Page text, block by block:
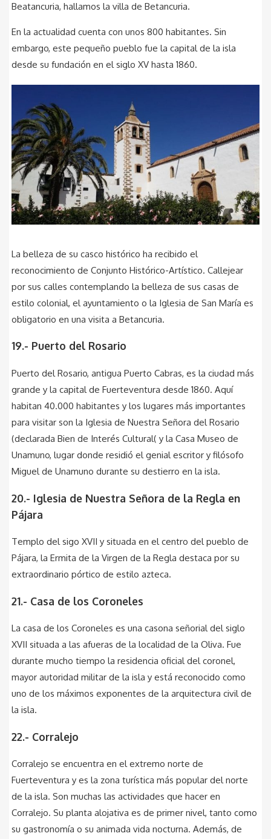
Beatancuria, hallamos la villa de Betancuria.
En la actualidad cuenta con unos 800 habitantes. Sin
embargo, este pequeño pueblo fue la capital de la isla
desde su fundación en el siglo XV hasta 1860.
La belleza de su casco histórico ha recibido el
reconocimiento de Conjunto Histórico-Artístico. Callejear
por sus calles contemplando la belleza de sus casas de
estilo colonial, el ayuntamiento o la Iglesia de San María es
obligatorio en una visita a Betancuria.
19.- Puerto del Rosario
Puerto del Rosario, antigua Puerto Cabras, es la ciudad más
grande y la capital de Fuerteventura desde 1860. Aquí
habitan 40.000 habitantes y los lugares más importantes
para visitar son la Iglesia de Nuestra Señora del Rosario
(declarada Bien de Interés Cultural( y la Casa Museo de
Unamuno, lugar donde residió el genial escritor y filósofo
Miguel de Unamuno durante su destierro en la isla.
20.- Iglesia de Nuestra Señora de la Regla en
Pájara
Templo del sigo XVII y situada en el centro del pueblo de
Pájara, la Ermita de la Virgen de la Regla destaca por su
extraordinario pórtico de estilo azteca.
21.- Casa de los Coroneles
La casa de los Coroneles es una casona señorial del siglo
XVII situada a las afueras de la localidad de la Oliva. Fue
durante mucho tiempo la residencia oficial del coronel,
mayor autoridad militar de la isla y está reconocido como
uno de los máximos exponentes de la arquitectura civil de
la isla.
22.- Corralejo
Corralejo se encuentra en el extremo norte de
Fuerteventura y es la zona turística más popular del norte
de la isla. Son muchas las actividades que hacer en
Corralejo. Su planta alojativa es de primer nivel, tanto como
su gastronomía o su animada vida nocturna. Además, de